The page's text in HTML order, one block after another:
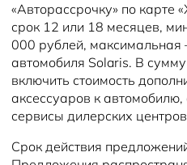
«Авторассрочку» по карте
срок 12 или 18 месяцев,
000 рублей, максимальная
автомобиля Solaris. В
включить стоимость
аксессуаров к
сервисы дилерских
Срок действия